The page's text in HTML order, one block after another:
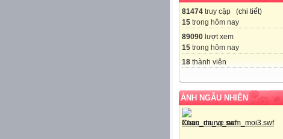
81474 truy cập (chi tiết)
15 trong hôm nay
89090 lượt xem
15 trong hôm nay
18 thành viên
ẢNH NGẪU NHIÊN